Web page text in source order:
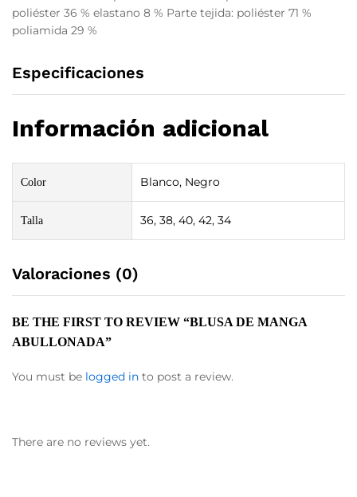
poliéster 36 % elastano 8 % Parte tejida: poliéster 71 %
poliamida 29 %
Especificaciones
Información adicional
Color Blanco, Negro
Talla 36, 38, 40, 42, 34
Valoraciones (0)
BE THE FIRST TO REVIEW “BLUSA DE MANGA
ABULLONADA”
You must be logged in to post a review.
There are no reviews yet.